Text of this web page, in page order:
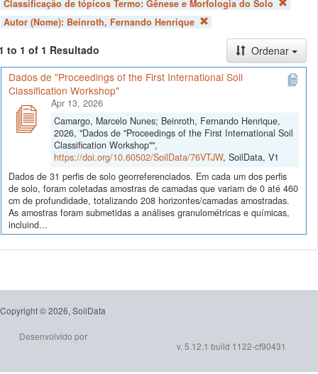
Classificação de tópicos Termo: Gênese e Morfologia do Solo
Autor (Nome): Beinroth, Fernando Henrique
to 1 of 1 Resultado
Ordenar
Dados de "Proceedings of the First International Soil
Classification Workshop"
Apr 13, 2026
Camargo, Marcelo Nunes; Beinroth, Fernando Henrique,
2026, "Dados de "Proceedings of the First International Soil
Classification Workshop"",
https://doi.org/10.60502/SoilData/76VTJW, SoilData, V1
Dados de 31 perfis de solo georreferenciados. Em cada um dos perfis
de solo, foram coletadas amostras de camadas que variam de 0 até 460
cm de profundidade, totalizando 208 horizontes/camadas amostradas.
As amostras foram submetidas a análises granulométricas e químicas,
incluind...
Copyright © 2026, SoilData
Desenvolvido por
v. 5.12.1 build 1122-cf90431